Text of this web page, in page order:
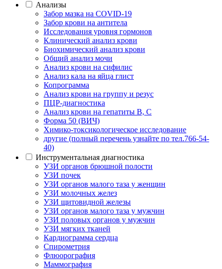
Анализы
Забор мазка на COVID-19
Забор крови на антитела
Исследования уровня гормонов
Клинический анализ крови
Биохимический анализ крови
Общий анализ мочи
Анализ крови на сифилис
Анализ кала на яйца глист
Копрограмма
Анализ крови на группу и резус
ПЦР-диагностика
Анализ крови на гепатиты B, C
Форма 50 (ВИЧ)
Химико-токсикологическое исследование
другие (полный перечень узнайте по тел.766-54-
40)
Инструментальная диагностика
УЗИ органов брюшной полости
УЗИ почек
УЗИ органов малого таза у женщин
УЗИ молочных желез
УЗИ щитовидной железы
УЗИ органов малого таза у мужчин
УЗИ половых органов у мужчин
УЗИ мягких тканей
Кардиограмма сердца
Спирометрия
Флюорография
Маммография